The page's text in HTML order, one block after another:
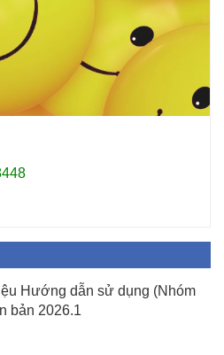
Hướng dẫn sử dụng (Nhóm
bản 2026.1